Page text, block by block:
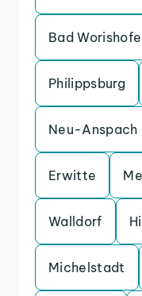
Bad
Philippsburg
Neu-Anspach
Erwitte
Walldorf
Michelstadt